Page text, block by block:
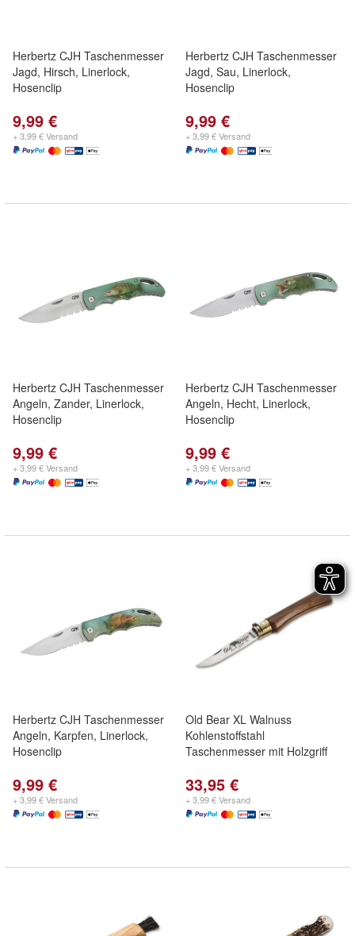
Herbertz CJH Taschenmesser
Jagd, Hirsch, Linerlock,
Hosenclip
9,99 €
+ 3,99 € Versand
Herbertz CJH Taschenmesser
Jagd, Sau, Linerlock,
Hosenclip
9,99 €
+ 3,99 € Versand
Herbertz CJH Taschenmesser
Angeln, Zander, Linerlock,
Hosenclip
9,99 €
+ 3,99 € Versand
Herbertz CJH Taschenmesser
Angeln, Hecht, Linerlock,
Hosenclip
9,99 €
+ 3,99 € Versand
Herbertz CJH Taschenmesser
Angeln, Karpfen, Linerlock,
Hosenclip
9,99 €
+ 3,99 € Versand
Old Bear XL Walnuss
Kohlenstoffstahl
Taschenmesser mit Holzgriff
33,95 €
+ 3,99 € Versand